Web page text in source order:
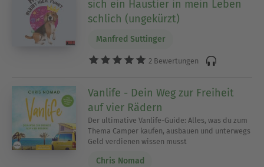
sich ein Haustier in mein Leben
schlich (ungekürzt)
Manfred Suttinger
2 Bewertungen
Vanlife - Dein Weg zur Freiheit
auf vier Rädern
Der ultimative Vanlife-Guide: Alles, was du zum
Thema Camper kaufen, ausbauen und unterwegs
Geld verdienen wissen musst
Chris Nomad